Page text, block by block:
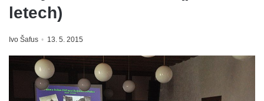
letech)
Ivo Šafus 13. 5. 2015